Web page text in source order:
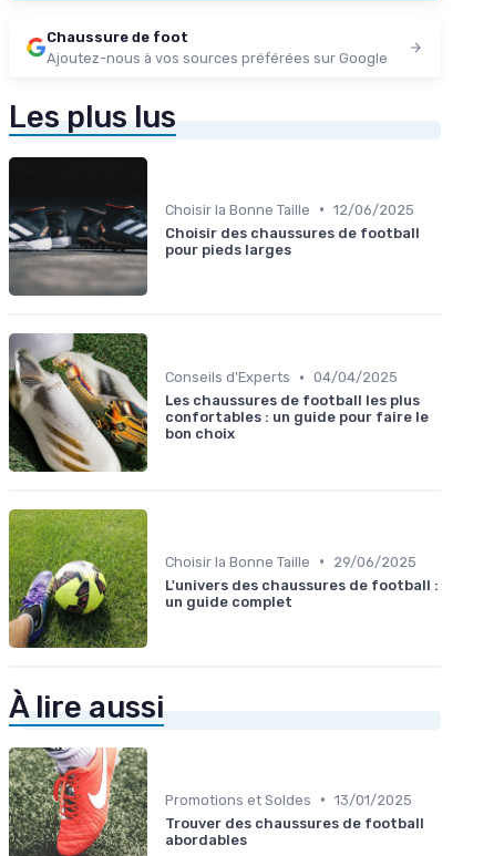
Chaussure de foot
Ajoutez-nous à vos sources préférées sur Google
Les plus lus
Choisir la Bonne Taille • 12/06/2025
Choisir des chaussures de football
pour pieds larges
Conseils d'Experts • 04/04/2025
Les chaussures de football les plus
confortables : un guide pour faire le
bon choix
Choisir la Bonne Taille •
29/06/2025
L'univers des chaussures de football :
un guide complet
À lire aussi
Promotions et Soldes • 13/01/2025
Trouver des chaussures de football
abordables